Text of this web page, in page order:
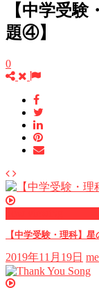
【中学受
題④】
0
【中学受験・理科】
2019年11月19日